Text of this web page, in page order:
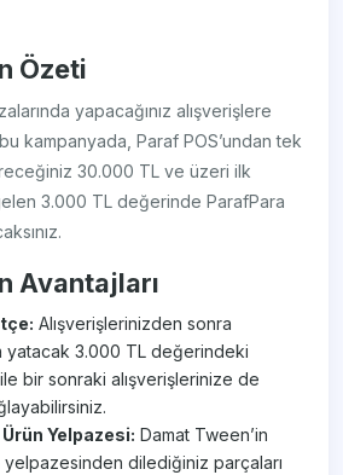
Özeti
yapacağınız alışverişlere
kampanyada, Paraf POS’undan tek
30.000 TL ve üzeri ilk
3.000 TL değerinde ParafPara
Avantajları
Alışverişlerinizden sonra
yatacak 3.000 TL değerindeki
bir sonraki alışverişlerinize de
Yelpazesi: Damat Tween’in
dilediğiniz parçaları